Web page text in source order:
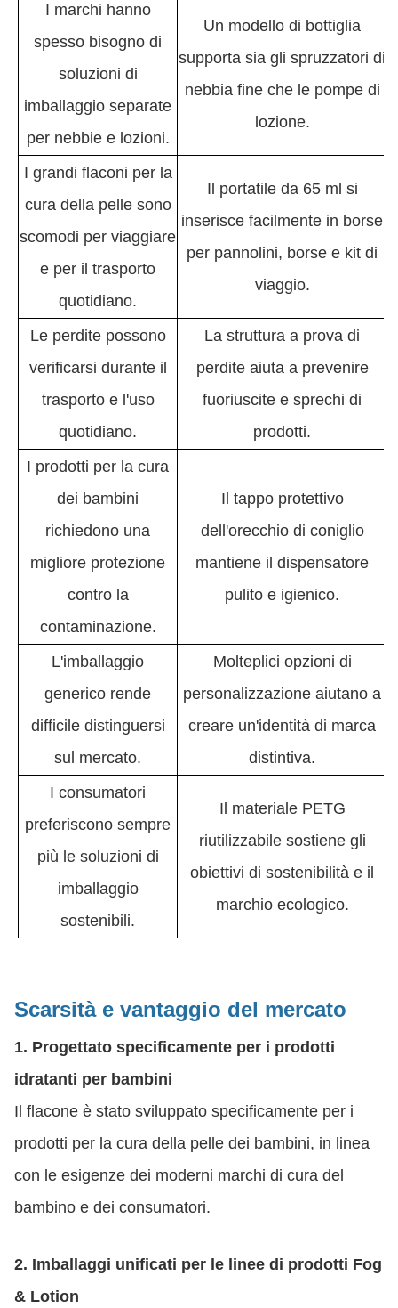
I marchi hanno
spesso bisogno di
soluzioni di
imballaggio separate
per nebbie e lozioni.
Un modello di bottiglia
supporta sia gli spruzzatori di
nebbia fine che le pompe di
lozione.
I grandi flaconi per la
cura della pelle sono
scomodi per viaggiare
e per il trasporto
quotidiano.
Il portatile da 65 ml si
inserisce facilmente in borse
per pannolini, borse e kit di
viaggio.
Le perdite possono
verificarsi durante il
trasporto e l'uso
quotidiano.
La struttura a prova di
perdite aiuta a prevenire
fuoriuscite e sprechi di
prodotti.
I prodotti per la cura
dei bambini
richiedono una
migliore protezione
contro la
contaminazione.
Il tappo protettivo
dell'orecchio di coniglio
mantiene il dispensatore
pulito e igienico.
L'imballaggio
generico rende
difficile distinguersi
sul mercato.
Molteplici opzioni di
personalizzazione aiutano a
creare un'identità di marca
distintiva.
I consumatori
preferiscono sempre
più le soluzioni di
imballaggio
sostenibili.
Il materiale PETG
riutilizzabile sostiene gli
obiettivi di sostenibilità e il
marchio ecologico.
Scarsità e vantaggio del mercato
1. Progettato specificamente per i prodotti
idratanti per bambini
Il flacone è stato sviluppato specificamente per i
prodotti per la cura della pelle dei bambini, in linea
con le esigenze dei moderni marchi di cura del
bambino e dei consumatori.
2. Imballaggi unificati per le linee di prodotti Fog
& Lotion